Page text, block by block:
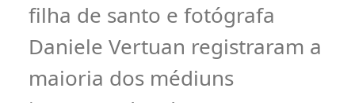
filha de santo e fotógrafa
Daniele Vertuan registraram a
maioria dos médiuns